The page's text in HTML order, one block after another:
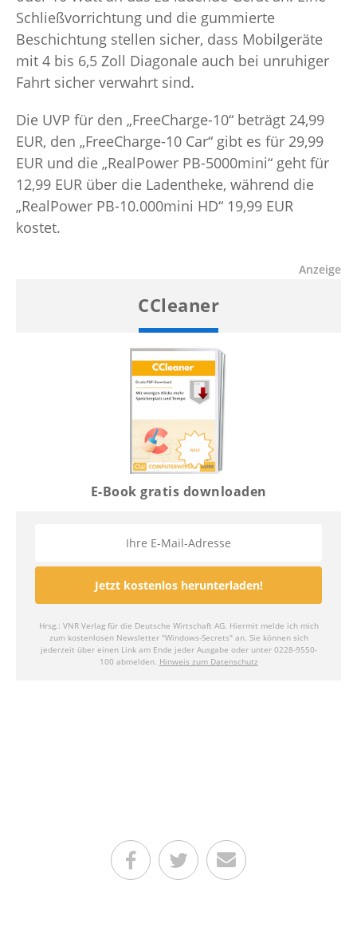
Schließvorrichtung und die gummierte
Beschichtung stellen sicher, dass Mobilgeräte
mit 4 bis 6,5 Zoll Diagonale auch bei unruhiger
Fahrt sicher verwahrt sind.
Die UVP für den „FreeCharge-10“ beträgt 24,99
EUR, den „FreeCharge-10 Car“ gibt es für 29,99
EUR und die „RealPower PB-5000mini“ geht für
12,99 EUR über die Ladentheke, während die
„RealPower PB-10.000mini HD“ 19,99 EUR
kostet.
Teilen auf Facebook
Teilen auf Twitter
Per E-Mail senden